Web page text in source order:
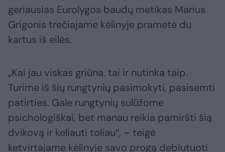
geriausias Eurolygos baudų metikas Marius
Grigonis trečiajame kėlinyje prametė du
kartus iš eilės.
„Kai jau viskas griūna, tai ir nutinka taip.
Turime iš šių rungtynių pasimokyti, pasisemti
patirties. Gale rungtynių sulūžome
psichologiškai, bet manau reikia pamiršti šią
dvikovą ir keliauti toliau“, – teigė
ketvirtajame kėlinyje savo progą debiutuoti